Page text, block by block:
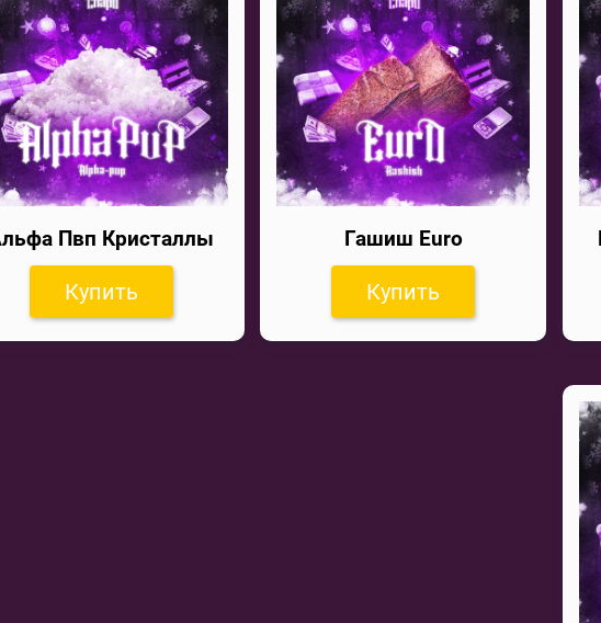
Пвп Кристаллы
Купить
Гашиш Euro
Купить